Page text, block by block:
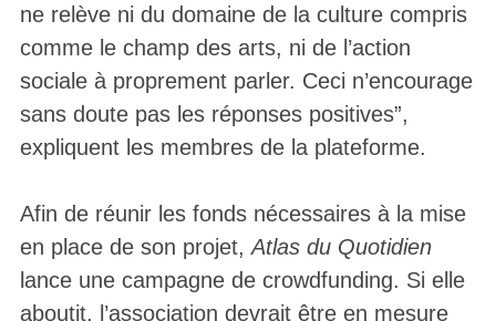
ne relève ni du domaine de la culture compris
comme le champ des arts, ni de l’action
sociale à proprement parler. Ceci n’encourage
sans doute pas les réponses positives”,
expliquent les membres de la plateforme.
Afin de réunir les fonds nécessaires à la mise
en place de son projet,Atlas du Quotidien
lance une campagne de crowdfunding. Si elle
aboutit, l’association devrait être en mesure